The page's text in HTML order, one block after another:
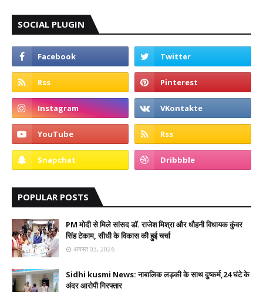
SOCIAL PLUGIN
POPULAR POSTS
PM मोदी से मिले सांसद डॉ. राजेश मिश्रा और धौहनी विधायक कुंवर
सिंह टेकाम, सीधी के विकास की हुई चर्चा
अगस्त 03, 2026
Sidhi kusmi News: नाबालिक लड़की के साथ दुष्कर्म,24 घंटे के
अंदर आरोपी गिरफ्तार